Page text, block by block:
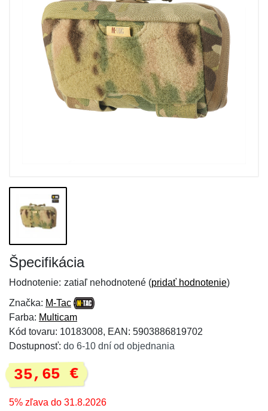
Špecifikácia
Hodnotenie: zatiaľ nehodnotené (pridať hodnotenie)
Značka: M-Tac
Farba: Multicam
Kód tovaru: 10183008, EAN: 5903886819702
Dostupnosť: do 6-10 dní od objednania
35,65 €
5% zľava do 31.8.2026